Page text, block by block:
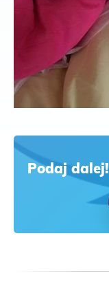
Podaj dalej!